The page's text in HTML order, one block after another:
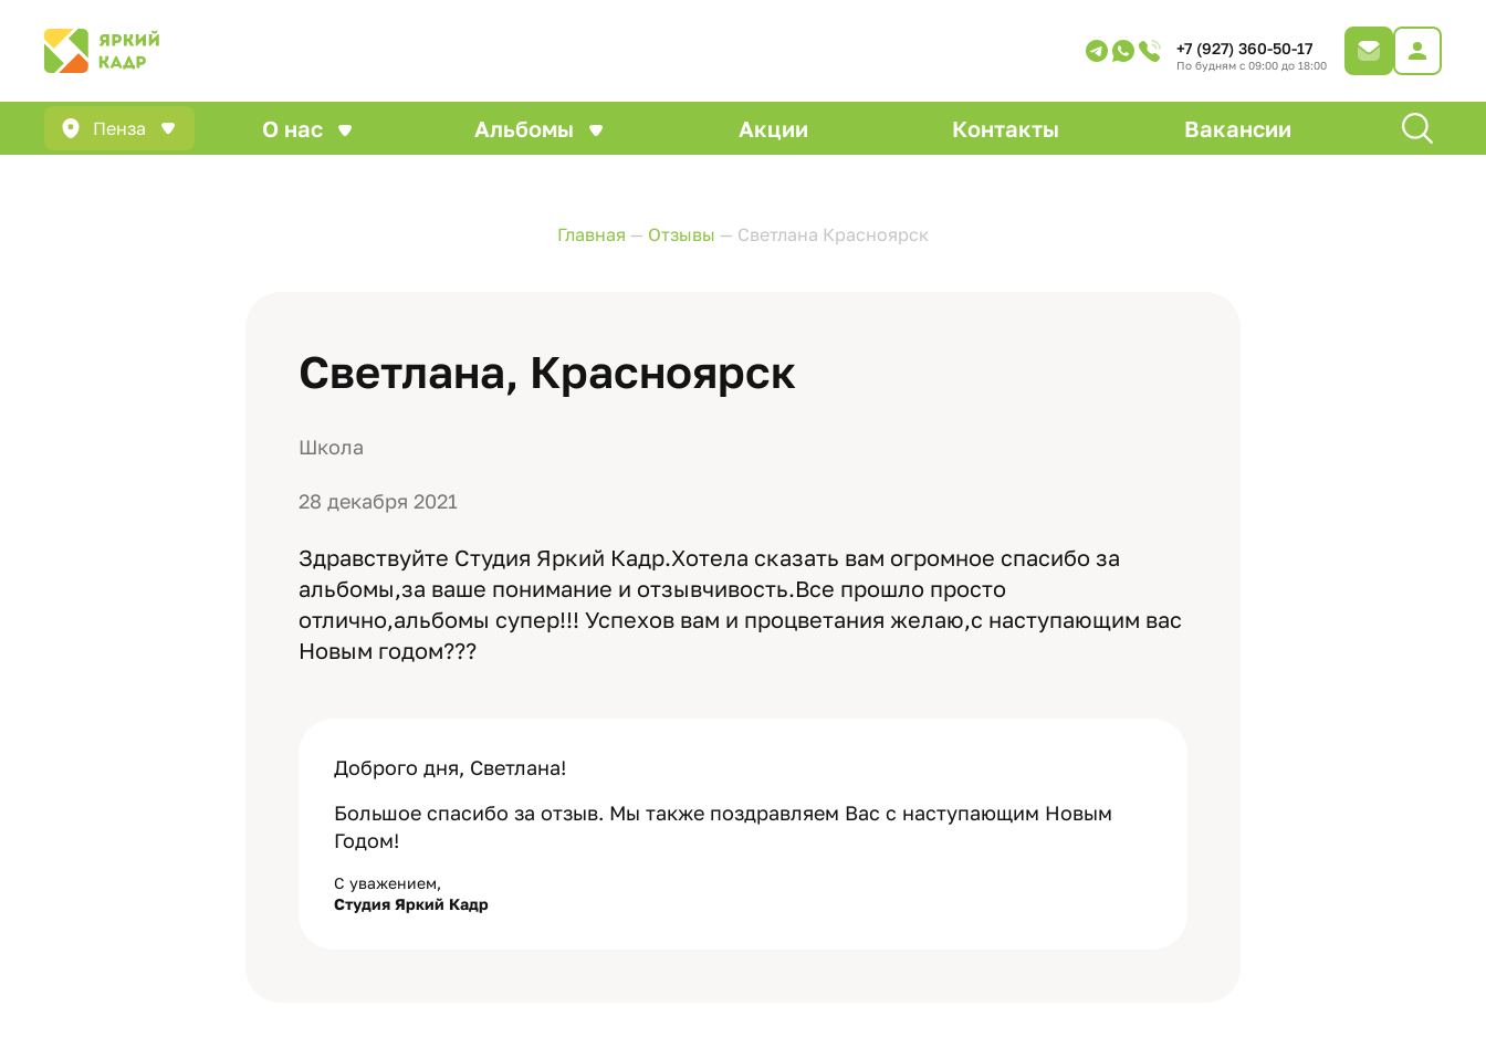
+7 (927) 360-50-17
По будням с 09:00 до 18:00
Пенза О нас Альбомы Акции Контакты Вакансии
Главная — Отзывы — Светлана Красноярск
Светлана, Красноярск
Школа
28 декабря 2021
Здравствуйте Студия Яркий Кадр.Хотела сказать вам огромное спасибо за
альбомы,за ваше понимание и отзывчивость.Все прошло просто
отлично,альбомы супер!!! Успехов вам и процветания желаю,с наступающим вас
Новым годом???
Доброго дня, Светлана!
Большое спасибо за отзыв. Мы также поздравляем Вас с наступающим Новым
Годом!
С уважением,
Студия Яркий Кадр